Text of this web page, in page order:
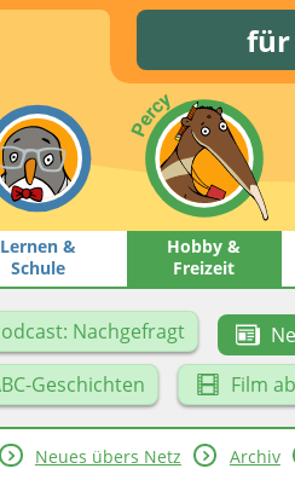
für
Lernen &
Schule
Hobby &
Freizeit
Nachgefragt
Geschichten
Film
Neues übers Netz Archiv